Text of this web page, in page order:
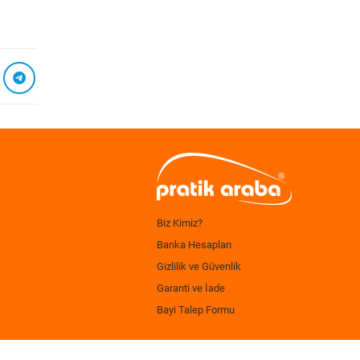
Biz Kimiz?
Banka Hesapları
Gizlilik ve Güvenlik
Garanti ve İade
Bayi Talep Formu